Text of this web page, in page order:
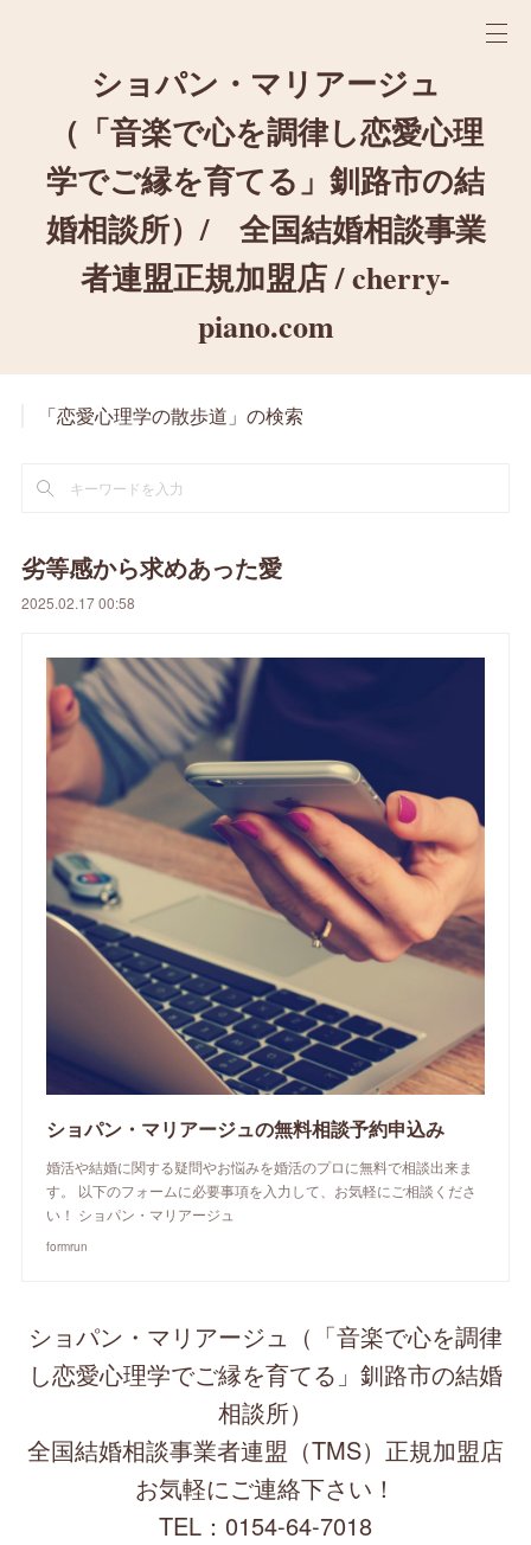
ショパン・マリアージュ
（「音楽で心を調律し恋愛心理
学でご縁を育てる」釧路市の結
婚相談所）/ 全国結婚相談事業
者連盟正規加盟店 / cherry-
piano.com
「恋愛心理学の散歩道」の検索
劣等感から求めあった愛
2025.02.17 00:58
ショパン・マリアージュの無料相談予約申込み
婚活や結婚に関する疑問やお悩みを婚活のプロに無料で相談出来ま
す。 以下のフォームに必要事項を入力して、お気軽にご相談くださ
い！ ショパン・マリアージュ
formrun
ショパン・マリアージュ（「音楽で心を調律
し恋愛心理学でご縁を育てる」釧路市の結婚
相談所）
全国結婚相談事業者連盟（TMS）正規加盟店
お気軽にご連絡下さい！
TEL：0154-64-7018